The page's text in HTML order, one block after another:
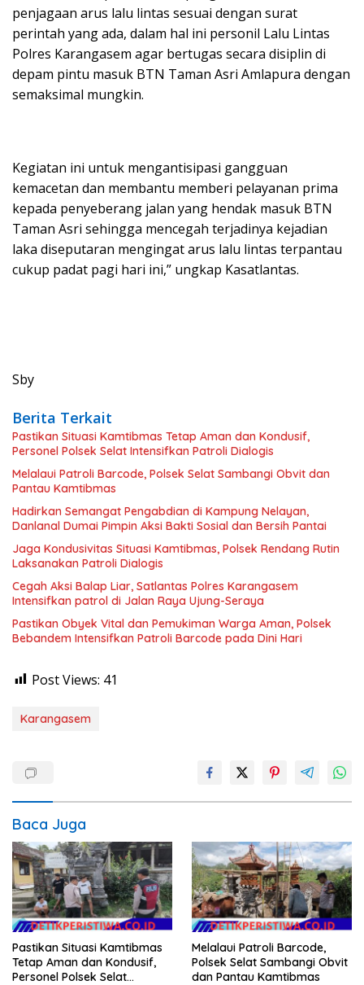
penjagaan arus lalu lintas sesuai dengan surat
perintah yang ada, dalam hal ini personil Lalu Lintas
Polres Karangasem agar bertugas secara disiplin di
depam pintu masuk BTN Taman Asri Amlapura dengan
semaksimal mungkin.
Kegiatan ini untuk mengantisipasi gangguan
kemacetan dan membantu memberi pelayanan prima
kepada penyeberang jalan yang hendak masuk BTN
Taman Asri sehingga mencegah terjadinya kejadian
laka diseputaran mengingat arus lalu lintas terpantau
cukup padat pagi hari ini,” ungkap Kasatlantas.
Sby
Berita Terkait
Pastikan Situasi Kamtibmas Tetap Aman dan Kondusif,
Personel Polsek Selat Intensifkan Patroli Dialogis
Melalaui Patroli Barcode, Polsek Selat Sambangi Obvit dan
Pantau Kamtibmas
Hadirkan Semangat Pengabdian di Kampung Nelayan,
Danlanal Dumai Pimpin Aksi Bakti Sosial dan Bersih Pantai
Jaga Kondusivitas Situasi Kamtibmas, Polsek Rendang Rutin
Laksanakan Patroli Dialogis
Cegah Aksi Balap Liar, Satlantas Polres Karangasem
Intensifkan patrol di Jalan Raya Ujung-Seraya
Pastikan Obyek Vital dan Pemukiman Warga Aman, Polsek
Bebandem Intensifkan Patroli Barcode pada Dini Hari
Post Views: 41
Karangasem
Baca Juga
Pastikan Situasi Kamtibmas
Tetap Aman dan Kondusif,
Personel Polsek Selat
Melalaui Patroli Barcode,
Polsek Selat Sambangi Obvit
dan Pantau Kamtibmas